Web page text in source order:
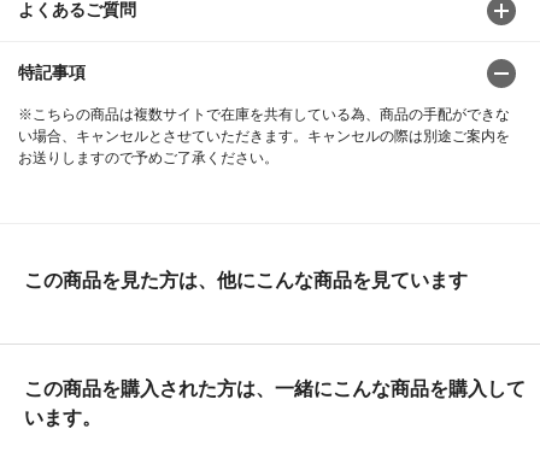
よくあるご質問
特記事項
※こちらの商品は複数サイトで在庫を共有している為、商品の手配ができな
い場合、キャンセルとさせていただきます。キャンセルの際は別途ご案内を
お送りしますので予めご了承ください。
この商品を見た方は、他にこんな商品を見ています
この商品を購入された方は、一緒にこんな商品を購入して
います。